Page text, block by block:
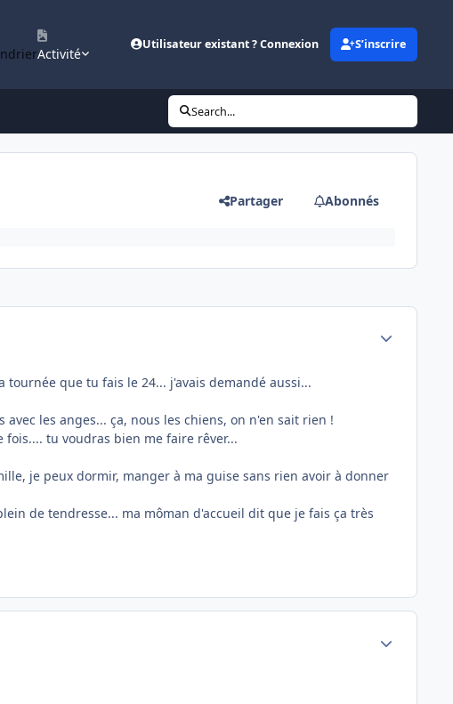
Activité
Utilisateur existant ? Connexion S’inscrire
Search...
Partager Abonnés
que tu fais le 24... j'avais demandé aussi...
les anges... ça, nous les chiens, on n'en sait rien !
tu voudras bien me faire rêver...
je peux dormir, manger à ma guise sans rien avoir à donner
de tendresse... ma môman d'accueil dit que je fais ça très